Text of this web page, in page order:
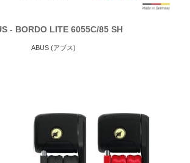
- BORDO LITE 6055C/85 SH
ABUS (アブス)